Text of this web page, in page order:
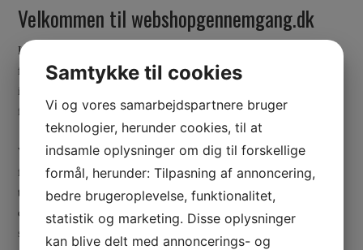
ELEKTRONIK & IT
INTERIØR & BOLIG
ANDRE NYTTIGE LINKS
Velkommen til webshopgennemgang.dk
Her på hjemmesiden har vi fundet de bedste webshops inden for
forskellige kategorier. Vores målsætning er at give de besøgende, den
information de har brug for, samt at gøre det nemt for dem, at finde
frem til de hjemmesider som er relevant i forhold til deres søgning.
Webshopgennemgang.dk opdaterer løbende denne side, og tester inden
for de forskellige kategorier. Vi anvender selv de sider, som vi linker
til. På den måde kan du være sikker på, at du undgår dårlig betjening
og navigation. Til gengæld kan du være sikker på høj kvalitet og god
service.
Samtykke til cookies
Vi og vores samarbejdspartnere bruger
teknologier, herunder cookies, til at
indsamle oplysninger om dig til forskellige
formål, herunder: Tilpasning af annoncering,
bedre brugeroplevelse, funktionalitet,
statistik og marketing. Disse oplysninger
kan blive delt med annoncerings- og